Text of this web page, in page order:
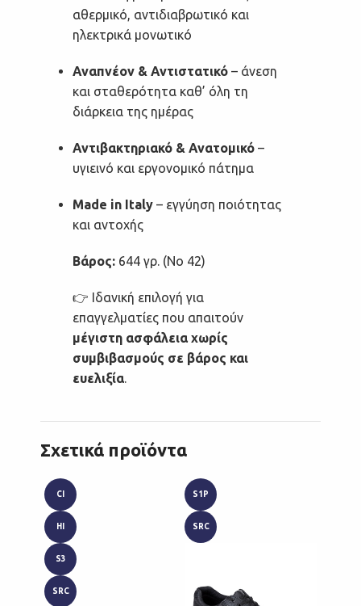
αθερμικό, αντιδιαβρωτικό και
ηλεκτρικά μονωτικό
Αναπνέον & Αντιστατικό – άνεση
και σταθερότητα καθ’ όλη τη
διάρκεια της ημέρας
Αντιβακτηριακό & Ανατομικό –
υγιεινό και εργονομικό πάτημα
Made in Italy – εγγύηση ποιότητας
και αντοχής
Βάρος: 644 γρ. (Νο 42)
👉 Ιδανική επιλογή για
επαγγελματίες που απαιτούν
μέγιστη ασφάλεια χωρίς
συμβιβασμούς σε βάρος και
ευελιξία.
Σχετικά προϊόντα
CI
HI
S3
SRC
S1P
SRC